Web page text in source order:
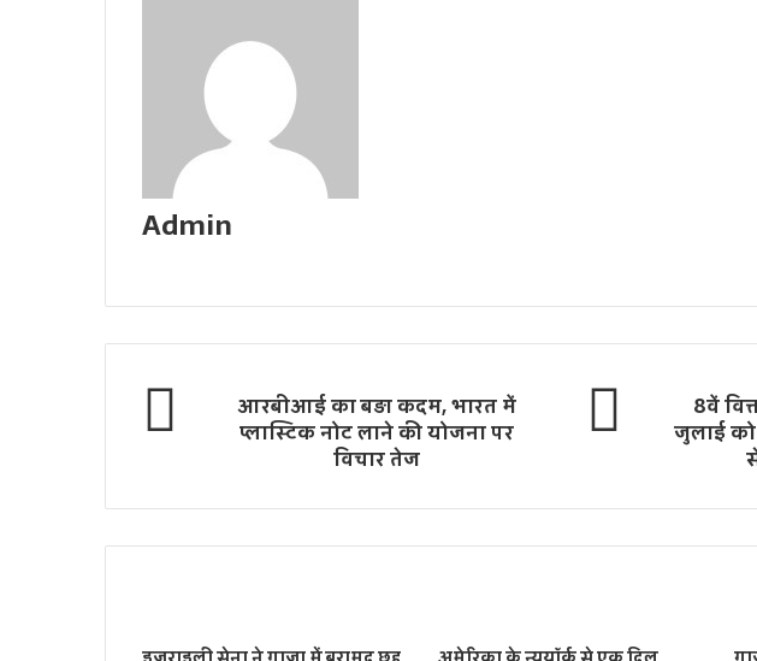
Admin
b
t
आरबीआई का बड़ा कदम, भारत में
प्लास्टिक नोट लाने की योजना पर
विचार तेज
8वें
जुलाई को